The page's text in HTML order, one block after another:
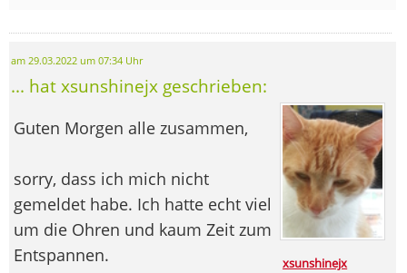
am 29.03.2022 um 07:34 Uhr
... hat xsunshinejx geschrieben:
xsunshinejx
Guten Morgen alle zusammen,
sorry, dass ich mich nicht
gemeldet habe. Ich hatte echt viel
um die Ohren und kaum Zeit zum
Entspannen.